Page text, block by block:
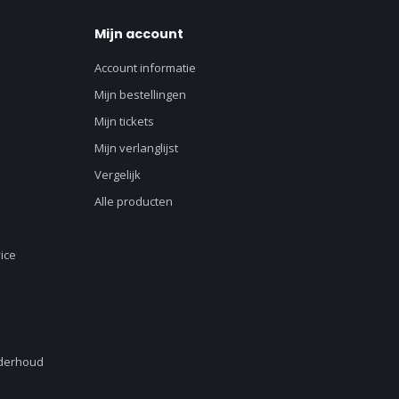
Mijn account
Account informatie
Mijn bestellingen
Mijn tickets
Mijn verlanglijst
Vergelijk
Alle producten